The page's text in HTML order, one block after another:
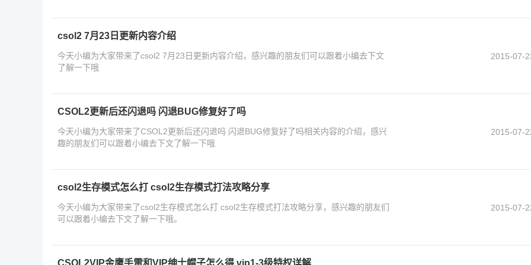
csol2 7月23日更新内容介绍
今天小编为大家带来了csol2 7月23日更新内容介绍，感兴趣的朋友们可以跟着小编去下文
了解一下哦
2015-07-
CSOL2更新后还闪退吗 闪退BUG修复好了吗
今天小编为大家带来了CSOL2更新后还闪退吗 闪退BUG修复好了吗相关内容的介绍，感兴
趣的朋友们可以跟着小编去下文了解一下哦
2015-07-
csol2生存模式怎么打 csol2生存模式打法攻略分享
今天小编为大家带来了csol2生存模式怎么打 csol2生存模式打法攻略分享，感兴趣的朋友们
可以跟着小编去下文了解一下哦。
2015-07-
CSOL2VIP金鹰手雷和VIP绅士帽子怎么得 vip1-3级特权详解